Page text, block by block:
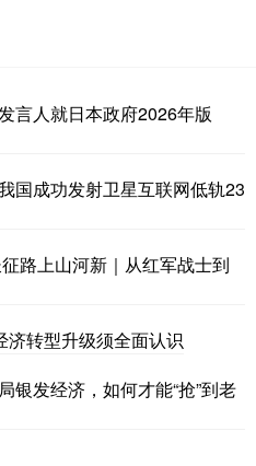
言人就日本政府2026年版
国成功发射卫星互联网低轨23
路上山河新｜从红军战士到
济转型升级须全面认识
银发经济，如何才能“抢”到老